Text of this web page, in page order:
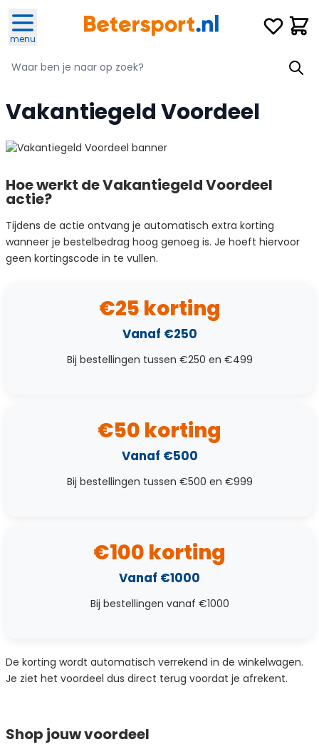
menu
Zoeken
Verlanglijst
Vakantiegeld Voordeel
Hoe werkt de Vakantiegeld Voordeel
actie?
Tijdens de actie ontvang je automatisch extra korting
wanneer je bestelbedrag hoog genoeg is. Je hoeft hiervoor
geen kortingscode in te vullen.
€25 korting
Vanaf €250
Bij bestellingen tussen €250 en €499
€50 korting
Vanaf €500
Bij bestellingen tussen €500 en €999
€100 korting
Vanaf €1000
Bij bestellingen vanaf €1000
De korting wordt automatisch verrekend in de winkelwagen.
Je ziet het voordeel dus direct terug voordat je afrekent.
Shop jouw voordeel